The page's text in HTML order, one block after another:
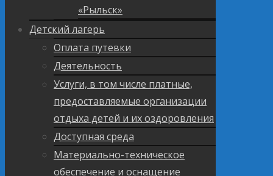
«Рыльск»
Детский лагерь
Оплата путевки
Деятельность
Услуги, в том числе платные,
предоставляемые организации
отдыха детей и их оздоровления
Доступная среда
Материально-техническое
обеспечение и оснащение